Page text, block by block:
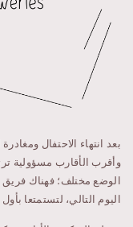
بعد انتهاء الاحتفال
وأقرب الأقارب مسؤولية
الوضع مختلف؛ فهناك
اليوم التالي، لتستمتعا